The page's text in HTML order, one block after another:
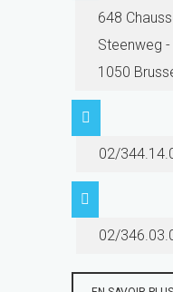
648
Steenweg
1050
02/
02/